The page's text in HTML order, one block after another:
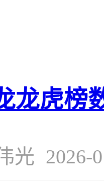
龙虎榜
光 2026-